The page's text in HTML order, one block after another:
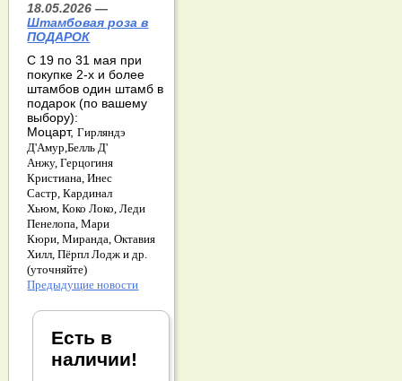
18.05.2026 —
Штамбовая роза в
ПОДАРОК
С 19 по 31 мая при
покупке 2-х и более
штамбов один штамб в
подарок (по вашему
выбору):
Моцарт,Гирляндэ
Д'Амур,Белль Д'
Анжу,Герцогиня
Кристиана,Инес
Састр,Кардинал
Хьюм,Коко Локо,Леди
Пенелопа,Мари
Кюри,Миранда,Октавия
Хилл,Пёрпл Лодж и др.
(уточняйте)
Предыдущие новости
Есть в
наличии!